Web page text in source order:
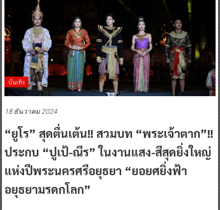
บันเทิง
18 ธันวาคม 2024
“ยูโร” สุดตื่นเต้น!! สวมบท “พระเจ้าตาก”!!
ประกบ “ปูเป้-ณีร” ในงานแสง-สีสุดยิ่งใหญ่
แห่งปีพระนครศรีอยุธยา “ยอยศยิ่งฟ้า
อยุธยามรดกโลก”